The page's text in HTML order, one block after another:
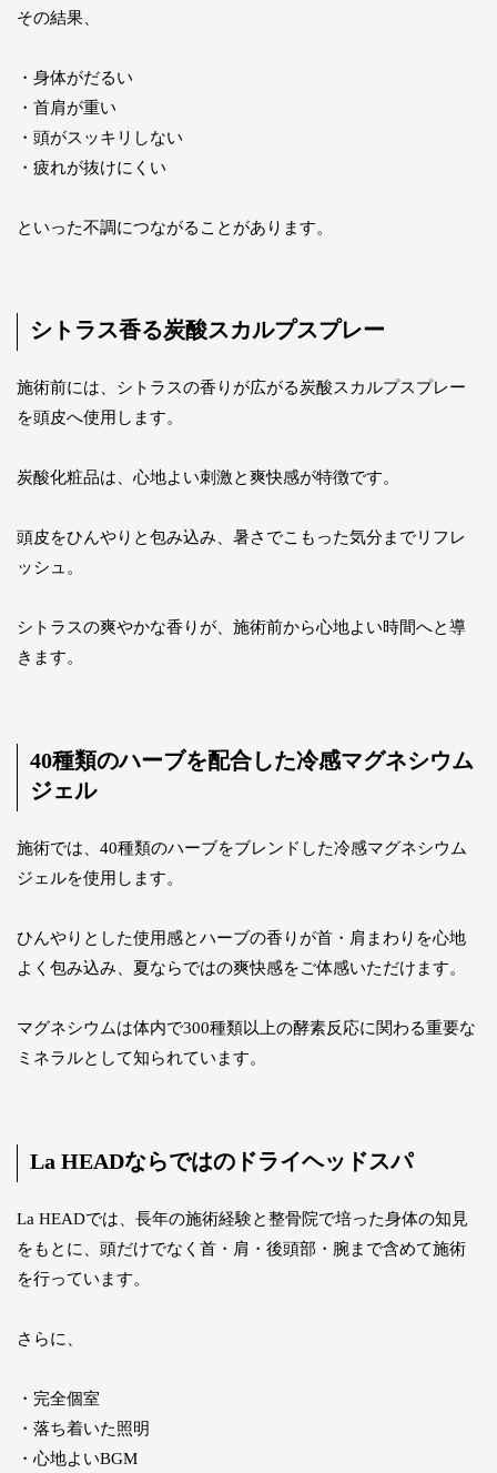
その結果、
・身体がだるい
・首肩が重い
・頭がスッキリしない
・疲れが抜けにくい
といった不調につながることがあります。
シトラス香る炭酸スカルプスプレー
施術前には、シトラスの香りが広がる炭酸スカルプスプレー
を頭皮へ使用します。
炭酸化粧品は、心地よい刺激と爽快感が特徴です。
頭皮をひんやりと包み込み、暑さでこもった気分までリフレ
ッシュ。
シトラスの爽やかな香りが、施術前から心地よい時間へと導
きます。
40種類のハーブを配合した冷感マグネシウム
ジェル
施術では、40種類のハーブをブレンドした冷感マグネシウム
ジェルを使用します。
ひんやりとした使用感とハーブの香りが首・肩まわりを心地
よく包み込み、夏ならではの爽快感をご体感いただけます。
マグネシウムは体内で300種類以上の酵素反応に関わる重要な
ミネラルとして知られています。
La HEADならではのドライヘッドスパ
La HEADでは、長年の施術経験と整骨院で培った身体の知見
をもとに、頭だけでなく首・肩・後頭部・腕まで含めて施術
を行っています。
さらに、
・完全個室
・落ち着いた照明
・心地よいBGM